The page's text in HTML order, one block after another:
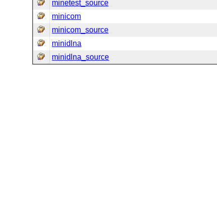
minetest_source
minicom
minicom_source
minidlna
minidlna_source